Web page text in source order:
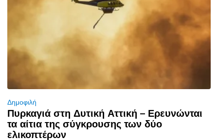
Δημοφιλή
Πυρκαγιά στη Δυτική Αττική – Ερευνώνται
τα αίτια της σύγκρουσης των δύο
ελικοπτέρων